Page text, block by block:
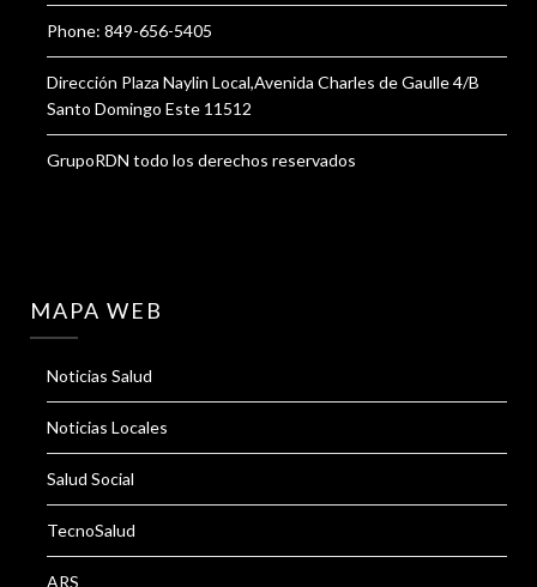
Phone: 849-656-5405
Dirección Plaza Naylin Local,Avenida Charles de Gaulle 4/B
Santo Domingo Este 11512
GrupoRDN todo los derechos reservados
MAPA WEB
Noticias Salud
Noticias Locales
Salud Social
TecnoSalud
ARS